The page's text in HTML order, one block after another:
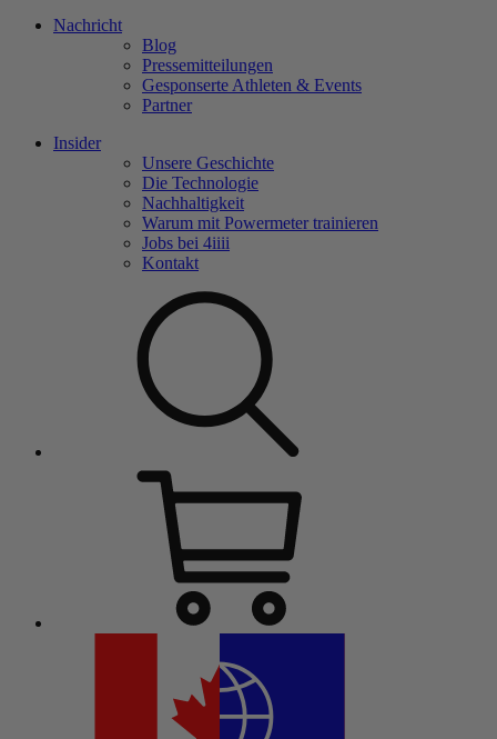
Nachricht
Blog
Pressemitteilungen
Gesponserte Athleten & Events
Partner
Insider
Unsere Geschichte
Die Technologie
Nachhaltigkeit
Warum mit Powermeter trainieren
Jobs bei 4iiii
Kontakt